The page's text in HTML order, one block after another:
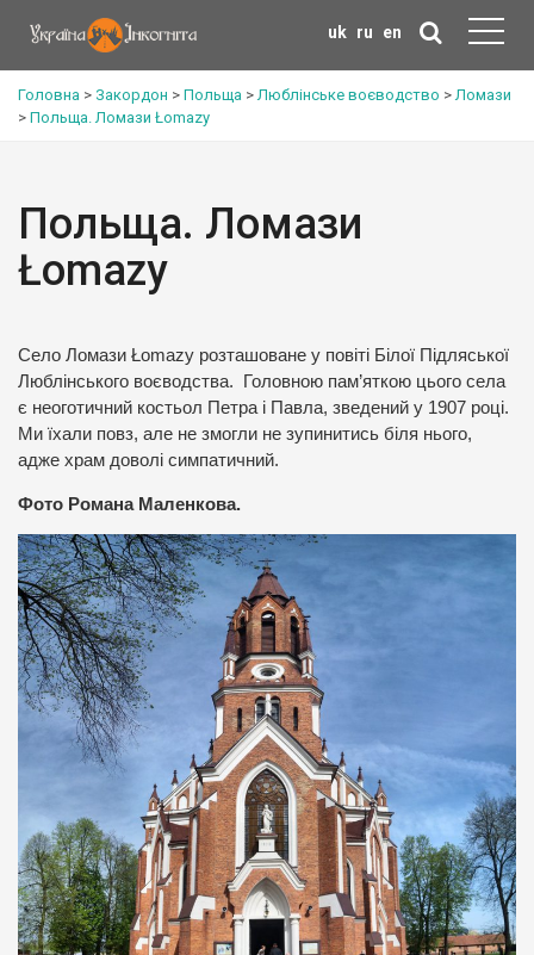
uk ru en
Головна > Закордон > Польща >Люблінське воєводство >Ломази
> Польща. Ломази Łomazy
Польща. Ломази
Łomazy
Село Ломази Łomazy розташоване у повіті Білої Підляської
Люблінського воєводства. Головною пам’яткою цього села
є неоготичний костьол Петра і Павла, зведений у 1907 році.
Ми їхали повз, але не змогли не зупинитись біля нього,
адже храм доволі симпатичний.
Фото Романа Маленкова.